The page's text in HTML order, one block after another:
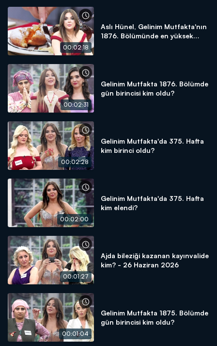
00:02:18
Aslı Hünel, Gelinim Mutfakta'nın
1876. Bölümünde en yüksek
00:02:31
Gelinim Mutfakta 1876. Bölümde
gün birincisi kim oldu?
00:02:28
Gelinim Mutfakta'da 375. Hafta
kim birinci oldu?
00:02:00
Gelinim Mutfakta'da 375. Hafta
kim elendi?
00:01:27
Ajda bileziği kazanan kayınvalide
kim? - 26 Haziran 2026
00:01:04
Gelinim Mutfakta 1875. Bölümde
gün birincisi kim oldu?